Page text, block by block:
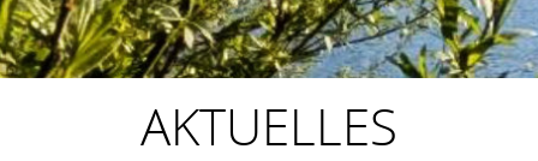
AKTUELLES